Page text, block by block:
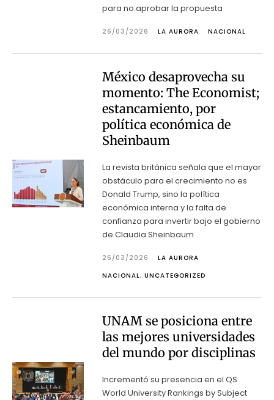
para no aprobar la propuesta
26/03/2026 LA AURORA NACIONAL
México desaprovecha su
momento: The Economist;
estancamiento, por
política económica de
Sheinbaum
La revista británica señala que el mayor
obstáculo para el crecimiento no es
Donald Trump, sino la política
económica interna y la falta de
confianza para invertir bajo el gobierno
de Claudia Sheinbaum
26/03/2026
LA AURORA
NACIONAL, UNCATEGORIZED
UNAM se posiciona entre
las mejores universidades
del mundo por disciplinas
Incrementó su presencia en el QS
World University Rankings by Subject